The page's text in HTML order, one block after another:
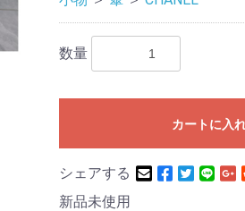
数量
カートに入
シェアする
新品未使用